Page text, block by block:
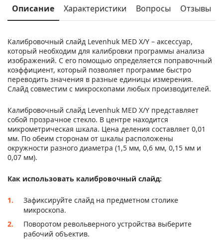
Описание Характеристики Вопросы Отзывы
Калибровочный слайд Levenhuk MED X/Y – аксессуар,
который необходим для калибровки программы анализа
изображений. С его помощью определяется поправочный
коэффициент, который позволяет программе быстро
переводить значения в разные единицы измерения.
Слайд совместим с микроскопами любых производителей.
Калибровочный слайд Levenhuk MED X/Y представляет
собой прозрачное стекло. В центре находится
микрометрическая шкала. Цена деления составляет 0,01
мм. По обеим сторонам от шкалы расположены
окружности разного диаметра (1,5 мм, 0,6 мм, 0,15 мм и
0,07 мм).
Как использовать калибровочный слайд:
Зафиксируйте слайд на предметном столике
микроскопа.
Поворотом револьверного устройства выберите
рабочий объектив.